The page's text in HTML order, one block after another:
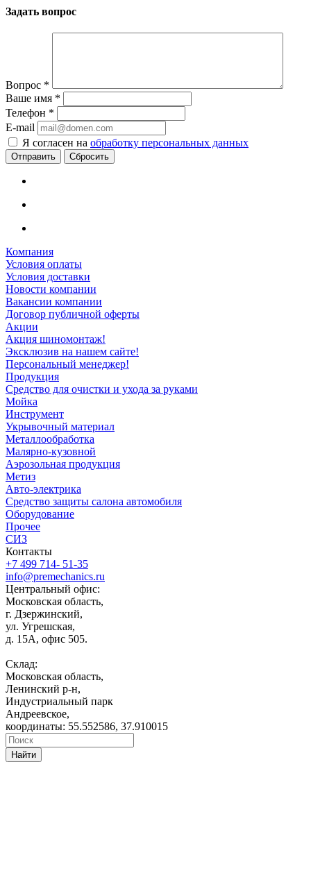
Задать вопрос
Вопрос *
Ваше имя *
Телефон *
E-mail
Я согласен на обработку персональных данных
Сбросить
Компания
Условия оплаты
Условия доставки
Новости компании
Вакансии компании
Договор публичной оферты
Акции
Акция шиномонтаж!
Эксклюзив на нашем сайте!
Персональный менеджер!
Продукция
Средство для очистки и ухода за руками
Мойка
Инструмент
Укрывочный материал
Металлообработка
Малярно-кузовной
Аэрозольная продукция
Метиз
Авто-электрика
Средство защиты салона автомобиля
Оборудование
Прочее
СИЗ
Контакты
+7 499 714- 51-35
info@premechanics.ru
Центральный офис:
Московская область,
г. Дзержинский,
ул. Угрешская,
д. 15А, офис 505.
Склад:
Московская область,
Ленинский р-н,
Индустриальный парк
Андреевское,
координаты: 55.552586, 37.910015
Найти